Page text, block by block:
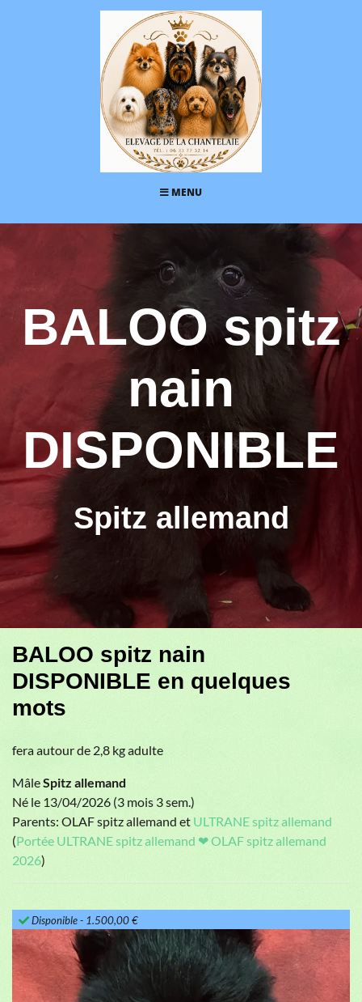
MENU
BALOO spitz
nain
DISPONIBLE
Spitz allemand
Disponible- 1.500,00 €
BALOO spitz nain
DISPONIBLE en quelques
mots
fera autour de 2,8 kg adulte
MâleSpitz allemand
Né le 13/04/2026 (3 mois 3 sem.)
Parents: OLAF spitz allemand et ULTRANE spitz allemand
(Portée ULTRANE spitz allemand ❤ OLAF spitz allemand
2026)